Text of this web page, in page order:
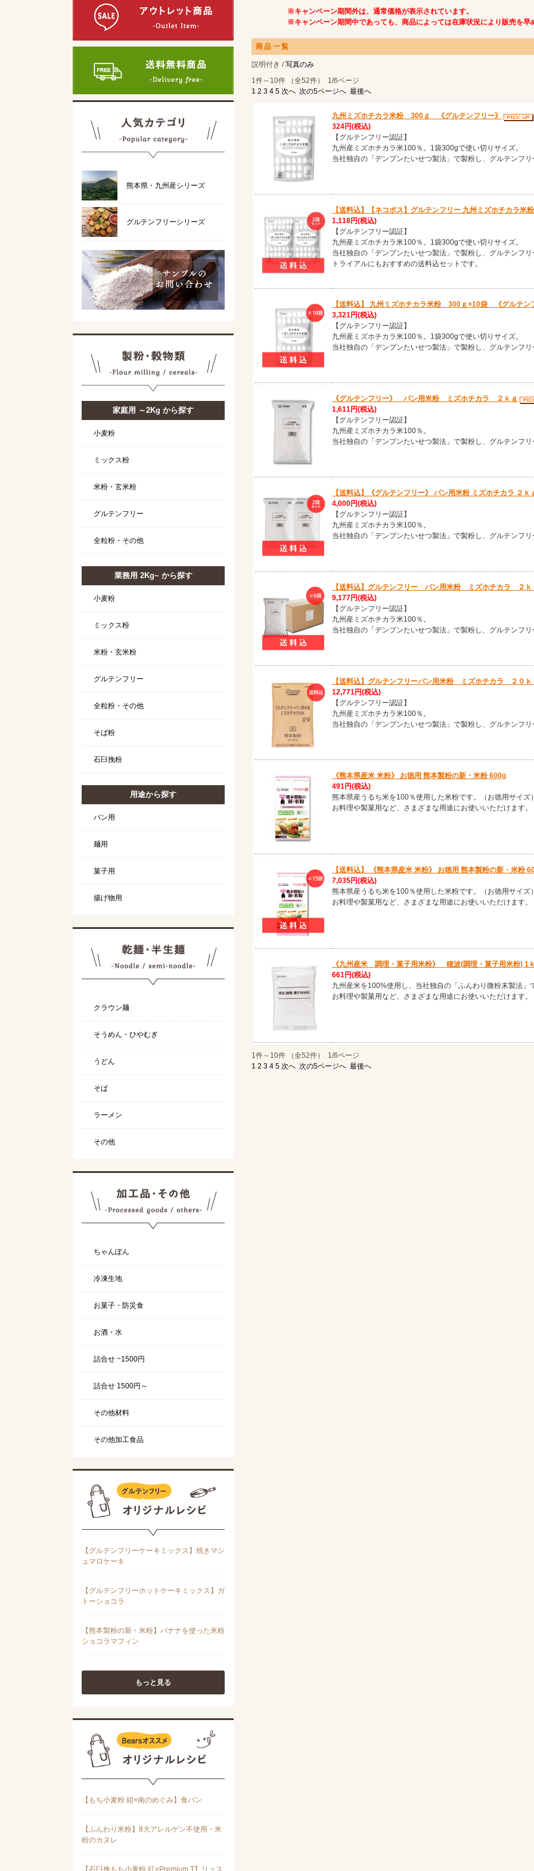
熊本県・九州産シリーズ
グルテンフリーシリーズ
家庭用 ～2Kg から探す
小麦粉
ミックス粉
米粉・玄米粉
グルテンフリー
全粒粉・その他
業務用 2Kg~ から探す
小麦粉
ミックス粉
米粉・玄米粉
グルテンフリー
全粒粉・その他
そば粉
石臼挽粉
用途から探す
パン用
麺用
菓子用
揚げ物用
クラウン麺
そうめん・ひやむぎ
うどん
そば
ラーメン
その他
ちゃんぽん
冷凍生地
お菓子・防災食
お酒・水
詰合せ ~1500円
詰合せ 1500円～
その他材料
その他加工食品
もっと見る
※キャンペーン期間外は、通常価格が表示されています。
※キャンペーン期間中であっても、商品によっては在庫状況により販売を早
商品一覧
説明付き /写真のみ
1件～10件 （全52件） 1/6ページ
1 2 3 4 5 次へ 次の5ページへ 最後へ
九州ミズホチカラ米粉 300ｇ 《グルテンフリー》
324円(税込)
【グルテンフリー認証】
九州産ミズホチカラ米100％。1袋300gで使い切りサイズ。
当社独自の「デンプンたいせつ製法」で製粉し、グルテンフ
【送料込】【ネコポス】グルテンフリー 九州ミズホチカラ米
1,118円(税込)
【グルテンフリー認証】
九州産ミズホチカラ米100％。1袋300gで使い切りサイズ。
当社独自の「デンプンたいせつ製法」で製粉し、グルテンフ
トライアルにもおすすめの送料込セットです。
【送料込】 九州ミズホチカラ米粉 300ｇ×10袋 《グルテン
3,321円(税込)
【グルテンフリー認証】
九州産ミズホチカラ米100％。1袋300gで使い切りサイズ。
当社独自の「デンプンたいせつ製法」で製粉し、グルテンフ
《グルテンフリー》 パン用米粉 ミズホチカラ ２ｋｇ
1,611円(税込)
【グルテンフリー認証】
九州産ミズホチカラ米100％。
当社独自の「デンプンたいせつ製法」で製粉し、グルテンフ
【送料込】《グルテンフリー》 パン用米粉 ミズホチカラ ２ｋ
4,000円(税込)
【グルテンフリー認証】
九州産ミズホチカラ米100％。
当社独自の「デンプンたいせつ製法」で製粉し、グルテンフ
【送料込】グルテンフリー パン用米粉 ミズホチカラ ２ｋ
9,177円(税込)
【グルテンフリー認証】
九州産ミズホチカラ米100％。
当社独自の「デンプンたいせつ製法」で製粉し、グルテンフ
【送料込】グルテンフリーパン用米粉 ミズホチカラ ２０
12,771円(税込)
【グルテンフリー認証】
九州産ミズホチカラ米100％。
当社独自の「デンプンたいせつ製法」で製粉し、グルテンフ
《熊本県産米 米粉》 お徳用 熊本製粉の新・米粉 600g
491円(税込)
熊本県産うるち米を100％使用した米粉です。（お徳用サイズ）
お料理や製菓用など、さまざまな用途にお使いいただけます。
【送料込】 《熊本県産米 米粉》 お徳用 熊本製粉の新・米粉
7,035円(税込)
熊本県産うるち米を100％使用した米粉です。（お徳用サイズ）
お料理や製菓用など、さまざまな用途にお使いいただけます。
《九州産米 調理・菓子用米粉》 穂波(調理・菓子用米粉) 1
661円(税込)
九州産米を100%使用し、当社独自の「ふんわり微粉末製法」
お料理や製菓用など、さまざまな用途にお使いいただけます。
1件～10件 （全52件） 1/6ページ
1 2 3 4 5 次へ 次の5ページへ 最後へ